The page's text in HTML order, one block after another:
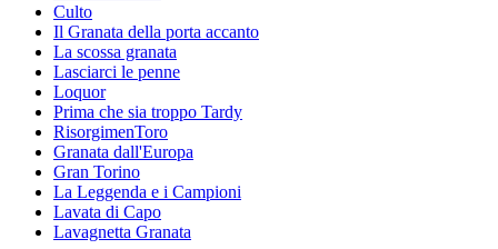
Culto
Il Granata della porta accanto
La scossa granata
Lasciarci le penne
Loquor
Prima che sia troppo Tardy
RisorgimenToro
Granata dall'Europa
Gran Torino
La Leggenda e i Campioni
Lavata di Capo
Lavagnetta Granata